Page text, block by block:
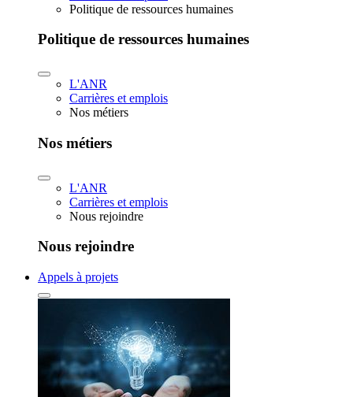
Politique de ressources humaines
Politique de ressources humaines
L'ANR
Carrières et emplois
Nos métiers
Nos métiers
L'ANR
Carrières et emplois
Nous rejoindre
Nous rejoindre
Appels à projets